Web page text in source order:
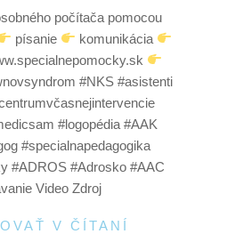
počítača pomocou
písanie
komunikácia
#NKS #asistenti
#logopédia #AAK
#specialnapedagogika
#ADROS #Adrosko #AAC
Video Zdroj
V ČÍTANÍ